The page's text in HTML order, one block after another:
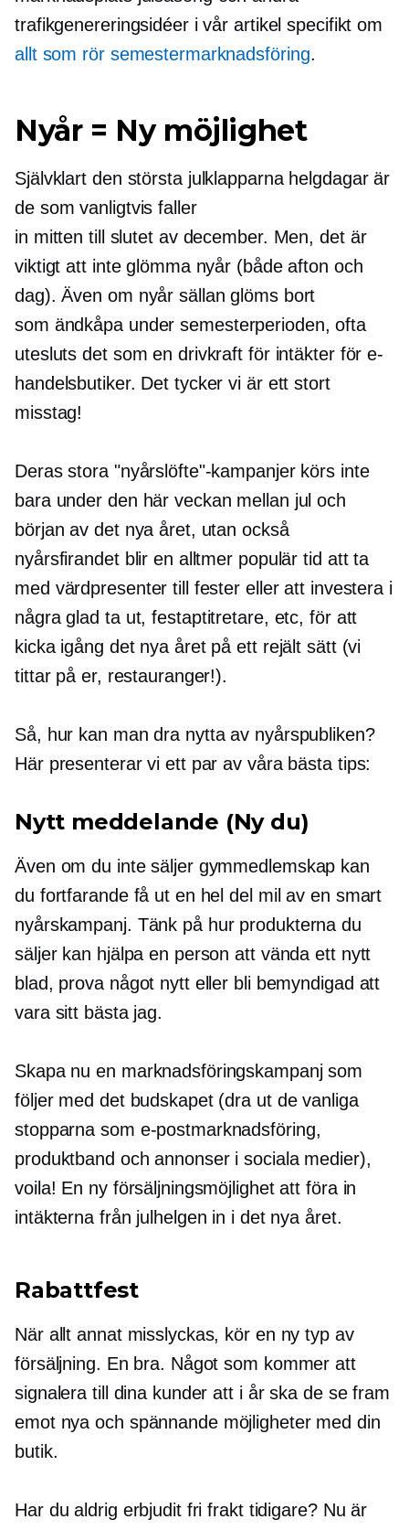
trafikgenereringsidéer i vår artikel specifikt om
allt som rör semestermarknadsföring.
Nyår = Ny möjlighet
Självklart den största julklapparnahelgdagar är
de som vanligtvis faller
in mitten till slutet av december. Men, det är
viktigt att inte glömma nyår (både afton och
dag). Även om nyår sällan glöms bort
som ändkåpaunder semesterperioden, ofta
utesluts det som en drivkraft för intäkter för e-
handelsbutiker. Det tycker vi är ett stort
misstag!
Deras stora "nyårslöfte"-kampanjer körs inte
bara under den här veckan mellan jul och
början av det nya året, utan också
nyårsfirandet blir en alltmer populär tid att ta
med värdpresenter till fester eller att investera i
några glad ta ut, festaptitretare, etc, för att
kicka igång det nya året på ett rejält sätt (vi
tittar på er, restauranger!).
Så, hur kan man dra nytta av nyårspubliken?
Här presenterar vi ett par av våra bästa tips:
Nytt meddelande (Ny du)
Även om du inte säljer gymmedlemskap kan
du fortfarande få ut en hel del mil av en smart
nyårskampanj. Tänk på hur produkterna du
säljer kan hjälpa en person att vända ett nytt
blad, prova något nytt eller bli bemyndigad att
vara sitt bästa jag.
Skapa nu en marknadsföringskampanj som
följer med det budskapet (dra ut de vanliga
stopparna som e-postmarknadsföring,
produktband och annonser i sociala medier),
voila! En ny försäljningsmöjlighet att föra in
intäkterna från julhelgen in i det nya året.
Rabattfest
När allt annat misslyckas, kör en ny typ av
försäljning. En bra. Något som kommer att
signalera till dina kunder att i år ska de se fram
emot nya och spännande möjligheter med din
butik.
Har du aldrig erbjudit fri frakt tidigare? Nu är